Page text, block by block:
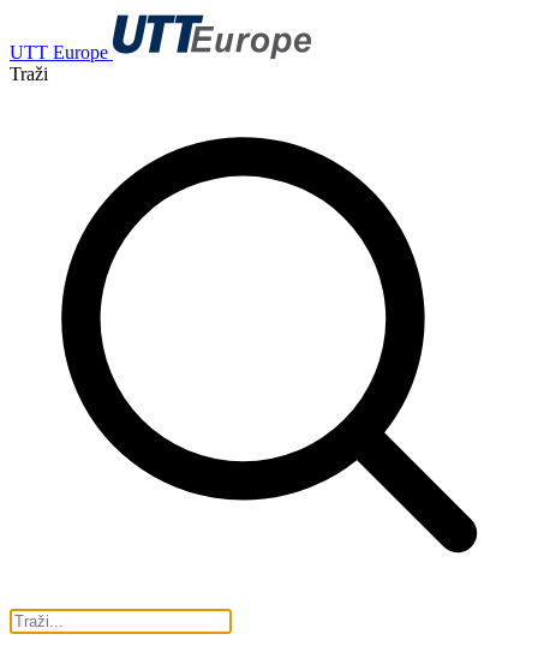
UTT Europe
Traži